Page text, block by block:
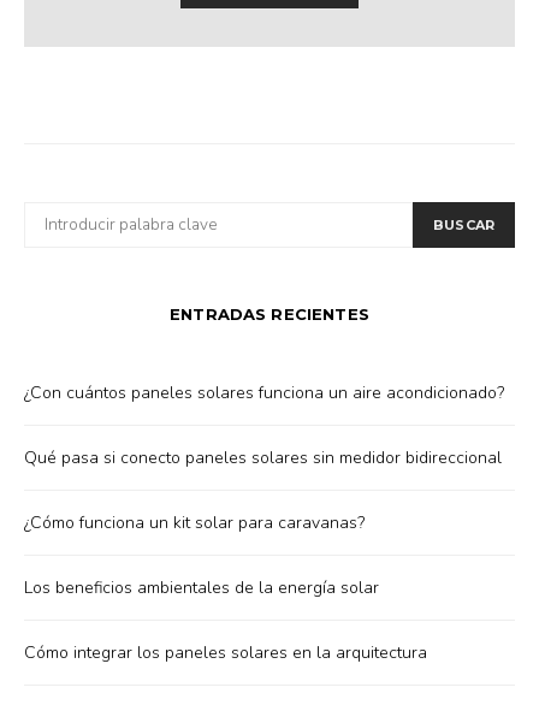
POR:
BUSCAR
ENTRADAS RECIENTES
¿Con cuántos paneles solares funciona un aire acondicionado?
Qué pasa si conecto paneles solares sin medidor bidireccional
¿Cómo funciona un kit solar para caravanas?
Los beneficios ambientales de la energía solar
Cómo integrar los paneles solares en la arquitectura